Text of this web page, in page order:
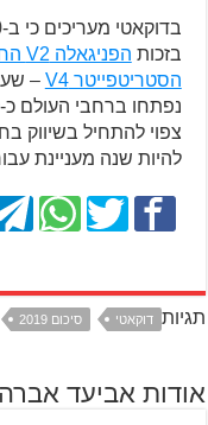
בזכות הפניגאלה V2 החדש והמוצלח
הסטריטפייטר V4
–
צפוי להתחיל בשיווק
להיות שנה מעניינת
תגיות דוקאטי סיכום 2019
אודות אביעד